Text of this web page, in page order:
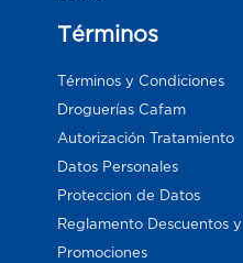
Términos
Términos y Condiciones
Droguerías Cafam
Autorización Tratamiento
Datos Personales
Proteccion de Datos
Reglamento Descuentos y
Promociones